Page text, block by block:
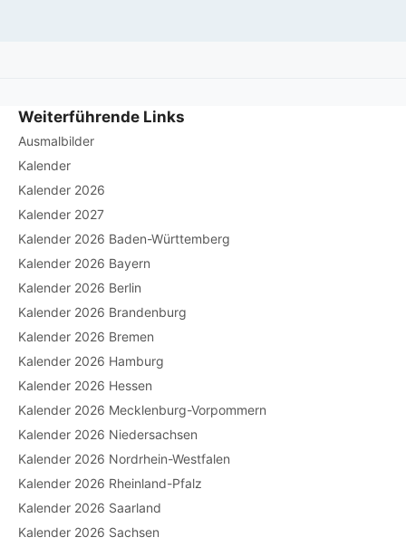
Weiterführende Links
Ausmalbilder
Kalender
Kalender 2026
Kalender 2027
Kalender 2026 Baden-Württemberg
Kalender 2026 Bayern
Kalender 2026 Berlin
Kalender 2026 Brandenburg
Kalender 2026 Bremen
Kalender 2026 Hamburg
Kalender 2026 Hessen
Kalender 2026 Mecklenburg-Vorpommern
Kalender 2026 Niedersachsen
Kalender 2026 Nordrhein-Westfalen
Kalender 2026 Rheinland-Pfalz
Kalender 2026 Saarland
Kalender 2026 Sachsen